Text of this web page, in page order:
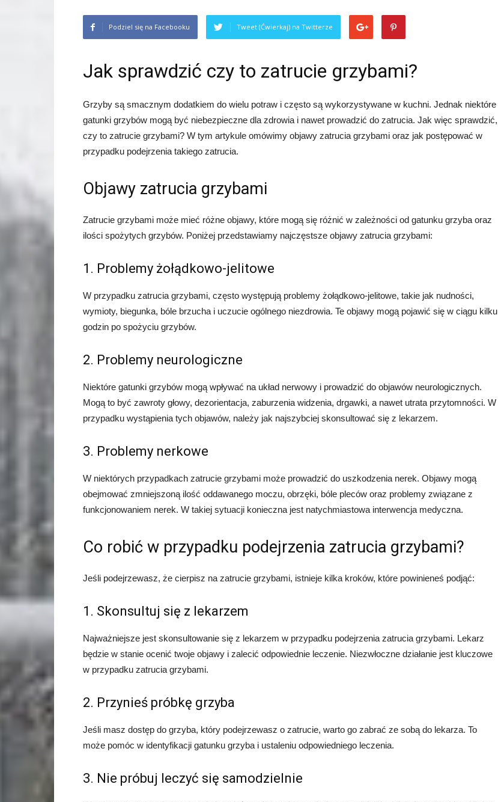
Podziel się na Facebooku Tweet (Ćwierkaj) na Twitterze
Jak sprawdzić czy to zatrucie grzybami?
Grzyby są smacznym dodatkiem do wielu potraw i często są wykorzystywane w kuchni. Jednak niektóre
gatunki grzybów mogą być niebezpieczne dla zdrowia i nawet prowadzić do zatrucia. Jak więc sprawdzić,
czy to zatrucie grzybami? W tym artykule omówimy objawy zatrucia grzybami oraz jak postępować w
przypadku podejrzenia takiego zatrucia.
Objawy zatrucia grzybami
Zatrucie grzybami może mieć różne objawy, które mogą się różnić w zależności od gatunku grzyba oraz
ilości spożytych grzybów. Poniżej przedstawiamy najczęstsze objawy zatrucia grzybami:
1. Problemy żołądkowo-jelitowe
W przypadku zatrucia grzybami, często występują problemy żołądkowo-jelitowe, takie jak nudności,
wymioty, biegunka, bóle brzucha i uczucie ogólnego niezdrowia. Te objawy mogą pojawić się w ciągu kilku
godzin po spożyciu grzybów.
2. Problemy neurologiczne
Niektóre gatunki grzybów mogą wpływać na układ nerwowy i prowadzić do objawów neurologicznych.
Mogą to być zawroty głowy, dezorientacja, zaburzenia widzenia, drgawki, a nawet utrata przytomności. W
przypadku wystąpienia tych objawów, należy jak najszybciej skonsultować się z lekarzem.
3. Problemy nerkowe
W niektórych przypadkach zatrucie grzybami może prowadzić do uszkodzenia nerek. Objawy mogą
obejmować zmniejszoną ilość oddawanego moczu, obrzęki, bóle pleców oraz problemy związane z
funkcjonowaniem nerek. W takiej sytuacji konieczna jest natychmiastowa interwencja medyczna.
Co robić w przypadku podejrzenia zatrucia grzybami?
Jeśli podejrzewasz, że cierpisz na zatrucie grzybami, istnieje kilka kroków, które powinieneś podjąć:
1. Skonsultuj się z lekarzem
Najważniejsze jest skonsultowanie się z lekarzem w przypadku podejrzenia zatrucia grzybami. Lekarz
będzie w stanie ocenić twoje objawy i zalecić odpowiednie leczenie. Niezwłoczne działanie jest kluczowe
w przypadku zatrucia grzybami.
2. Przynieś próbkę grzyba
Jeśli masz dostęp do grzyba, który podejrzewasz o zatrucie, warto go zabrać ze sobą do lekarza. To
może pomóc w identyfikacji gatunku grzyba i ustaleniu odpowiedniego leczenia.
3. Nie próbuj leczyć się samodzielnie